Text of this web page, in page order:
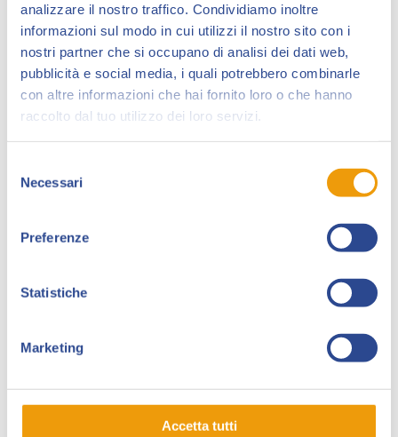
analizzare il nostro traffico. Condividiamo inoltre
informazioni sul modo in cui utilizzi il nostro sito con i
nostri partner che si occupano di analisi dei dati web,
pubblicità e social media, i quali potrebbero combinarle
con altre informazioni che hai fornito loro o che hanno
raccolto dal tuo utilizzo dei loro servizi.
delNecessari
Preferenze
Statistiche
Marketing
Accetta tutti
realizza sia le copertine che la storia interna. Cura
l’immagine per la mostraDiabolika al Museo del
cinema di Torino dedicata ai 60 anni del Re del
Terrore, folder filatelici e cartoline per Poste Italiane.
Ha curato tutti glialbi celebrativi dei 60 anni di Eva
Rinascente Duomo Milano e Roma, Mondadori, Hard
Realizza il
ad Addis Abeba in
mostra personali dedicate a Eva per Etna Comics.
Tra le sue pubblicazioni
Arcadia,
CamilloperReNoir Comics.